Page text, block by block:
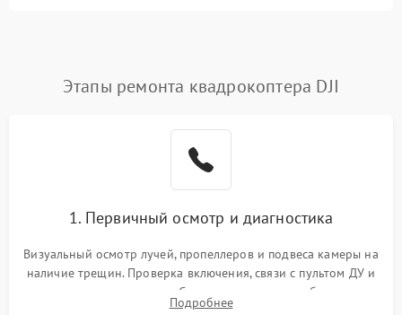
Этапы ремонта квадрокоптера DJI
1. Первичный осмотр и диагностика
Визуальный осмотр лучей, пропеллеров и подвеса камеры на
наличие трещин. Проверка включения, связи с пультом ДУ и
передачи видеосигнала. Считывание логов ошибок через
полетное ПО для определения характера неисправности.
Подробнее